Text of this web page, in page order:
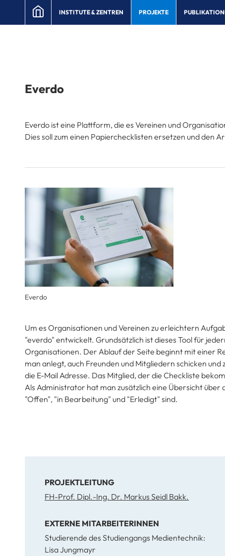
INSTITUTE & ZENTREN PROJEKTE
Everdo
Everdo ist eine Plattform, die es Vereinen und
Dies soll zum einen Papierchecklisten ersetzen und
Everdo
Um es Organisationen und Vereinen zu erleichtern
"everdo" entwickelt. Grundsätzlich ist dieses Tool für
Organisationen. Der Ablauf der Seite beginnt mit einer
man anlegt, auch Freunden und Mitgliedern schicken
die E-Mail Adresse. Das Mitglied, der die Checkliste
Als Administrator hat man zusätzlich eine Übersicht über
"Offen", "in Bearbeitung" und "Erledigt" sind.
PROJEKTLEITUNG
FH-Prof. Dipl.-Ing. Dr. Markus Seidl Bakk.
EXTERNE MITARBEITERINNEN
Studierende des Studiengangs Medientechnik:
Lisa Jungmayr